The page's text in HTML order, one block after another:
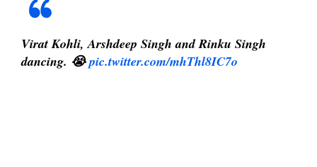
Virat Kohli, Arshdeep Singh and Rinku Singh
dancing. 😭pic.twitter.com/mhThl8IC7o